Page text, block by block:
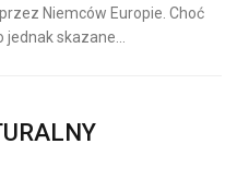
Niemców Europie. Choć
jednak skazane…